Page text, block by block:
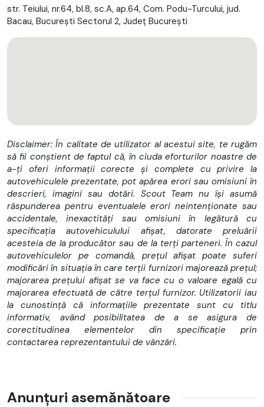
▪️ Prima înmatriculare: 16.01.2023
▪️ Normă poluare: Euro 6
Scaune incalzite sofer si pasager
Bancheta incalzita
Climatronic
Navigatie
Line Assist
Asistenta unghi mort
Android auto si apple carplay
Jante aliaj
Oglinzi rabatabile electric si incalzite
Keyless entry & go
Faruri si stopuri FULL LED
incluse
str. Teiului, nr.64, bl.8, sc.A, ap.64, Com. Podu-Turcului, jud.
Bacau, Bucureşti Sectorul 2, Județ București
Disclaimer: În calitate de utilizator al acestui site, te rugăm
să fii conștient de faptul că, în ciuda eforturilor noastre de
a-ți oferi informații corecte și complete cu privire la
autovehiculele prezentate, pot apărea erori sau omisiuni în
descrieri, imagini sau dotări. Scout Team nu își asumă
răspunderea pentru eventualele erori neintenționate sau
accidentale, inexactități sau omisiuni în legătură cu
specificația autovehiculului afișat, datorate preluării
acesteia de la producător sau de la terți parteneri. În cazul
autovehiculelor pe comandă, prețul afișat poate suferi
modificări în situația în care terții furnizori majorează prețul;
majorarea prețului afișat se va face cu o valoare egală cu
majorarea efectuată de către terțul furnizor. Utilizatorii iau
la cunostință că informațiile prezentate sunt cu titlu
informativ, având posibilitatea de a se asigura de
corectitudinea elementelor din specificație prin
contactarea reprezentantului de vânzări.
Anunțuri asemănătoare